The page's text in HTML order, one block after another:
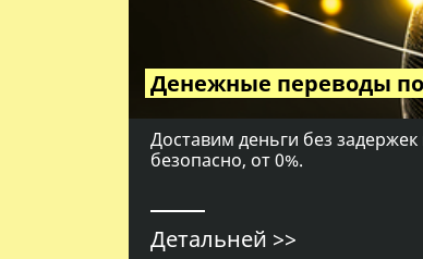
Денежные переводы
Доставим деньги без
безопасно, от 0%.
Детальней >>